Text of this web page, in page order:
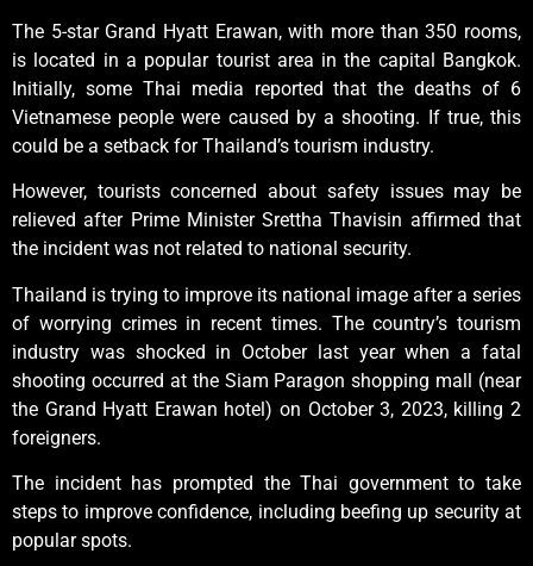
The 5-star Grand Hyatt Erawan, with more than 350 rooms,
is located in a popular tourist area in the capital Bangkok.
Initially, some Thai media reported that the deaths of 6
Vietnamese people were caused by a shooting. If true, this
could be a setback for Thailand’s tourism industry.
However, tourists concerned about safety issues may be
relieved after Prime Minister Srettha Thavisin affirmed that
the incident was not related to national security.
Thailand is trying to improve its national image after a series
of worrying crimes in recent times. The country’s tourism
industry was shocked in October last year when a fatal
shooting occurred at the Siam Paragon shopping mall (near
the Grand Hyatt Erawan hotel) on October 3, 2023, killing 2
foreigners.
The incident has prompted the Thai government to take
steps to improve confidence, including beefing up security at
popular spots.